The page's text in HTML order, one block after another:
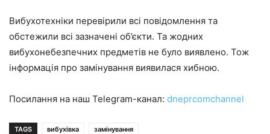
Вибухотехніки перевірили всі повідомлення та
обстежили всі зазначені об’єкти. Та жодних
вибухонебезпечних предметів не було виявлено. Тож
інформація про замінування виявилася хибною.
Посилання на наш Telegram-канал: dneprcomchannel
TAGS вибухівка замінування